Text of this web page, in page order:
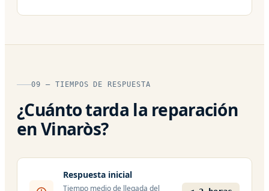
09 — TIEMPOS DE RESPUESTA
¿Cuánto tarda la reparación
en Vinaròs?
Respuesta inicial
Tiempo medio de llegada del